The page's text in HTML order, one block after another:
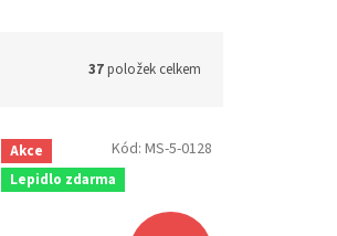
37položek celkem
Akce
Lepidlo zdarma
Kód: MS-5-0128